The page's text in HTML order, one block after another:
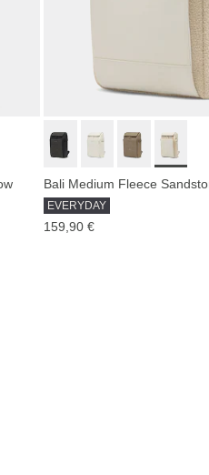
EVERYDAY
159,90 €